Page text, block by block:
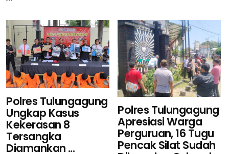
Polres Tulungagung
Ungkap Kasus
Kekerasan 8
Tersangka
Diamankan ...
Polres Tulungagung
Apresiasi Warga
Perguruan, 16 Tugu
Pencak Silat Sudah